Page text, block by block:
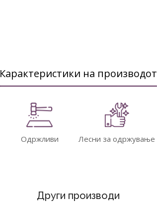
Карактеристики на производот
Одржливи Лесни за одржување
Други производи